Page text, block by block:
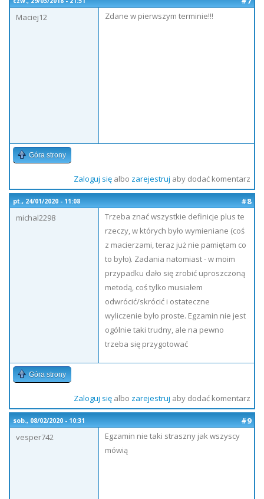
Maciej12
Zdane w pierwszym terminie!!!
Góra strony
Zaloguj sięalbo zarejestruj aby dodać komentarz
pt., 24/01/2020 - 11:08
#8
michal2298
Trzeba znać wszystkie definicje plus te
rzeczy, w których było wymieniane (coś
z macierzami, teraz już nie pamiętam co
to było). Zadania natomiast - w moim
przypadku dało się zrobić uproszczoną
metodą, coś tylko musiałem
odwrócić/skrócić i ostateczne
wyliczenie było proste. Egzamin nie jest
ogólnie taki trudny, ale na pewno
trzeba się przygotować
Góra strony
Zaloguj sięalbo zarejestruj aby dodać komentarz
sob., 08/02/2020 - 10:31
#9
vesper742
Egzamin nie taki straszny jak wszyscy
mówią